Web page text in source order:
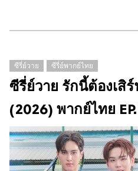
ซีรี่ย์วาย ซีรี่ย์พากย์ไทย
ซีรี่ย์วาย รักนี้ต้องเสิ
(2026) พากย์ไทย